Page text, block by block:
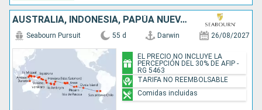
AUSTRALIA, INDONESIA, PAPÚA NUEVA GUINEA, ISLAS SALOMON, VANUATU, FIDJI (ISLAS), TONGA, SAMOA, ILES COOK, FRANCIA, REINO UNIDO, CHILE
Seabourn Pursuit 55 d Darwin 26/08/2027
EL PRECIO NO INCLUYE LA
PERCEPCIÓN DEL 30% DE AFIP -
RG 5463
TARIFA NO REEMBOLSABLE
Comidas incluidas